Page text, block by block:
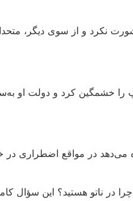
نکرد و از سوی دیگر،
خشمگین کرد و دولت او
در مواقع اضطراری در
در ناتو هستید؟ این سؤال